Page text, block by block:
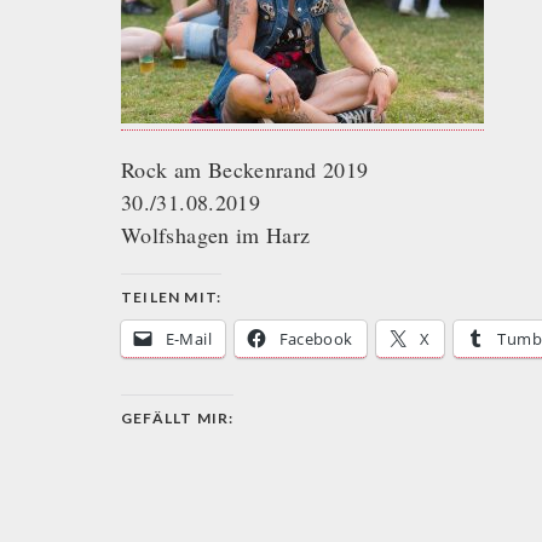
Rock am Beckenrand 2019
30./31.08.2019
Wolfshagen im Harz
TEILEN MIT:
E-Mail Facebook X
GEFÄLLT MIR: